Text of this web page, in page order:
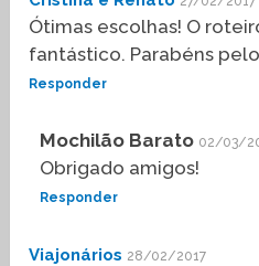
Ótimas escolhas! O
fantástico. Parabéns
Responder
Mochilão Barato 02/03/
Obrigado amigos!
Responder
Viajonários 28/02/2017